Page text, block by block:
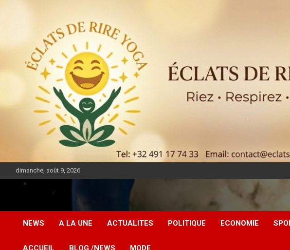
dimanche, août 9, 2026
DIASPORA PULSE
NEWS A LA UNE ACTUALITES POLITIQUE ECONOMIE
ACCUEIL BLOG /NEWS MODE